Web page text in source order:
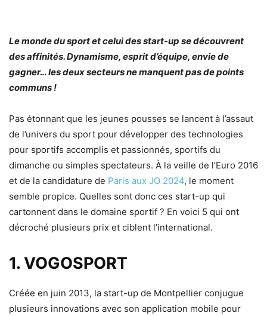
Le monde du sport et celui des start-up se découvrent
des affinités. Dynamisme, esprit d’équipe, envie de
gagner… les deux secteurs ne manquent pas de points
communs !
Pas étonnant que les jeunes pousses se lancent à l’assaut
de l’univers du sport pour développer des technologies
pour sportifs accomplis et passionnés, sportifs du
dimanche ou simples spectateurs. À la veille de l’Euro 2016
et de la candidature de Paris aux JO 2024, le moment
semble propice. Quelles sont donc ces start-up qui
cartonnent dans le domaine sportif ? En voici 5 qui ont
décroché plusieurs prix et ciblent l’international.
1. VOGOSPORT
Créée en juin 2013, la start-up de Montpellier conjugue
plusieurs innovations avec son application mobile pour